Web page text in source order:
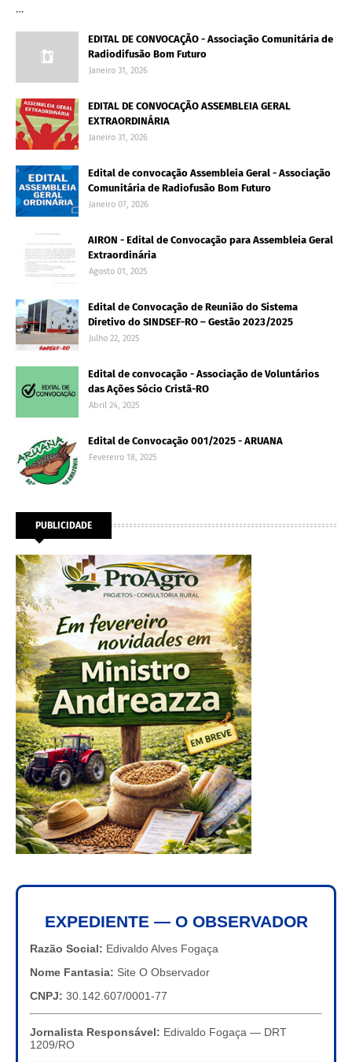
…
EDITAL DE CONVOCAÇÃO - Associação Comunitária de
Radiodifusão Bom Futuro
Janeiro 31, 2026
EDITAL DE CONVOCAÇÃO ASSEMBLEIA GERAL
EXTRAORDINÁRIA
Janeiro 31, 2026
Edital de convocação Assembleia Geral - Associação
Comunitária de Radiofusão Bom Futuro
Janeiro 07, 2026
AIRON - Edital de Convocação para Assembleia Geral
Extraordinária
Agosto 01, 2025
Edital de Convocação de Reunião do Sistema
Diretivo do SINDSEF-RO – Gestão 2023/2025
Julho 22, 2025
Edital de convocação - Associação de Voluntários
das Ações Sócio Cristã-RO
Abril 24, 2025
Edital de Convocação 001/2025 - ARUANA
Fevereiro 18, 2025
PUBLICIDADE
EXPEDIENTE — O OBSERVADOR
Razão Social: Edivaldo Alves Fogaça
Nome Fantasia: Site O Observador
CNPJ: 30.142.607/0001-77
Jornalista Responsável: Edivaldo Fogaça — DRT
1209/RO